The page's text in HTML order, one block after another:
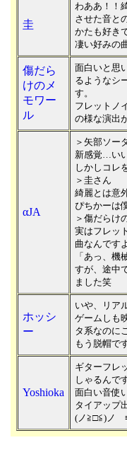
圭
わああ！！
させた音と
かたも好き
凄い好みの
傷だら
けのメ
モワー
ル
面白いと思
るようなシ
す。
フレットノ
の様な演出
αJA
＞矢部ソー
新感覚…い
しかしコレ
＞圭さん
綺麗とは意
ぴちかーは
＞傷だらけ
実はフレッ
曲なんです
「あっ、機
すが、途中
ました笑
ホッシ
ー
いや、リア
ゲームしも
タ系なのに
もう脱帽で
Yoshioka
ギターフレ
しゃるんで
面白い音使
タイアップ
(ノ≧□≦)ノ